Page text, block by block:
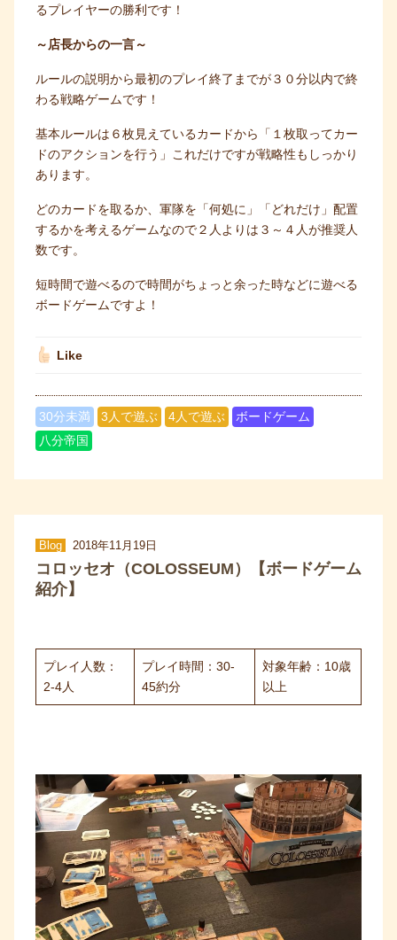
るプレイヤーの勝利です！
～店長からの一言～
ルールの説明から最初のプレイ終了までが３０分以内で終
わる戦略ゲームです！
基本ルールは６枚見えているカードから「１枚取ってカー
ドのアクションを行う」これだけですが戦略性もしっかり
あります。
どのカードを取るか、軍隊を「何処に」「どれだけ」配置
するかを考えるゲームなので２人よりは３～４人が推奨人
数です。
短時間で遊べるので時間がちょっと余った時などに遊べる
ボードゲームですよ！
Like
30分未満 3人で遊ぶ 4人で遊ぶ
ボードゲーム
八分帝国
Blog 2018年11月19日
コロッセオ（COLOSSEUM）【ボードゲーム
紹介】
プレイ人数：
2-4人
プレイ時間：30-
45約分
対象年齢：10歳
以上